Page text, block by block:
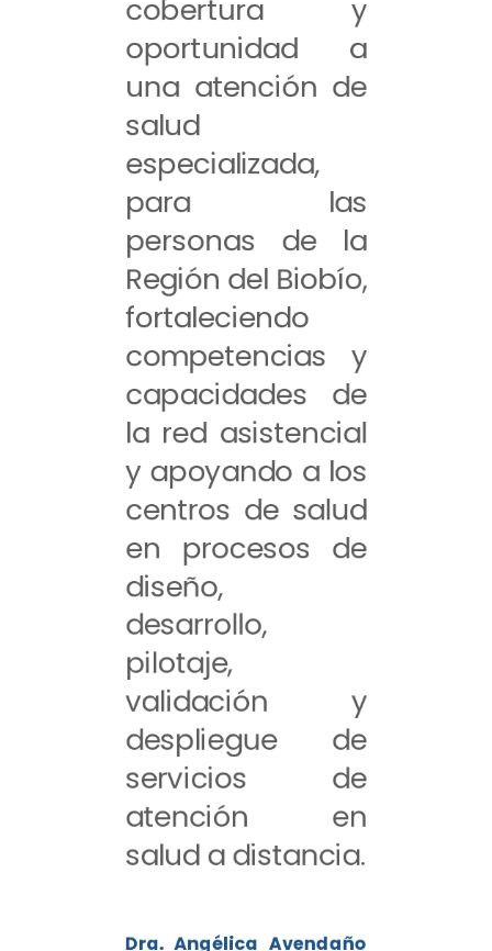
cobertura y
oportunidad a
una atención de
salud
especializada,
para las
personas de la
Región del Biobío,
fortaleciendo
competencias y
capacidades de
la red asistencial
y apoyando a los
centros de salud
en procesos de
diseño,
desarrollo,
pilotaje,
validación y
despliegue de
servicios de
atención en
salud a distancia.
Dra. Angélica Avendaño